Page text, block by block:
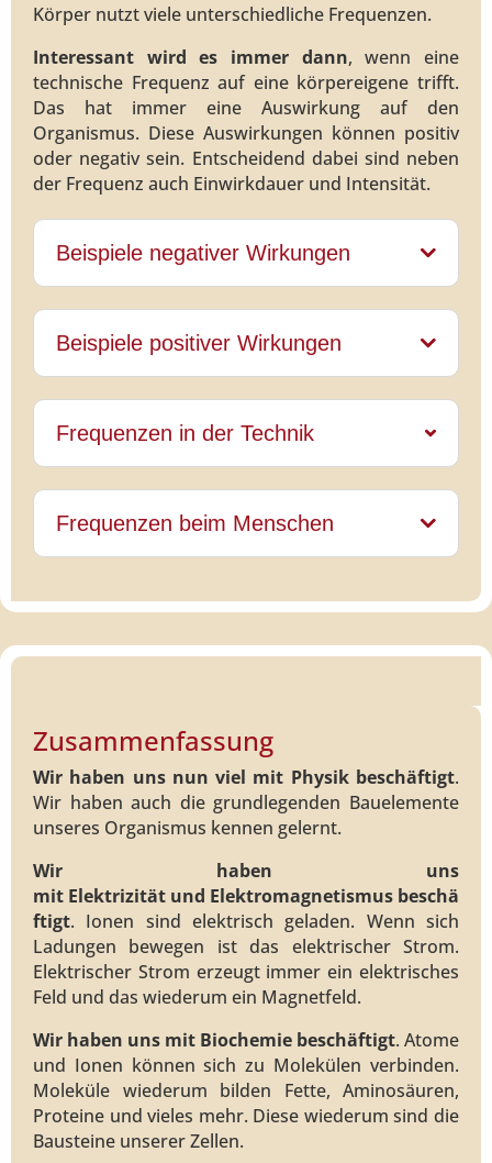
Körper nutzt viele unterschiedliche Frequenzen.
Interessant wird es immer dann, wenn eine
technische Frequenz auf eine körpereigene trifft.
Das hat immer eine Auswirkung auf den
Organismus. Diese Auswirkungen können positiv
oder negativ sein. Entscheidend dabei sind neben
der Frequenz auch Einwirkdauer und Intensität.
Beispiele negativer Wirkungen
Beispiele positiver Wirkungen
Frequenzen in der Technik
Frequenzen beim Menschen
Zusammenfassung
Wir haben uns nun viel mit Physik beschäftigt.
Wir haben auch die grundlegenden Bauelemente
unseres Organismus kennen gelernt.
Wir haben uns
mit Elektrizität und Elektromagnetismus beschä
ftigt. Ionen sind elektrisch geladen. Wenn sich
Ladungen bewegen ist das elektrischer Strom.
Elektrischer Strom erzeugt immer ein elektrisches
Feld und das wiederum ein Magnetfeld.
Wir haben uns mit Biochemie beschäftigt. Atome
und Ionen können sich zu Molekülen verbinden.
Moleküle wiederum bilden Fette, Aminosäuren,
Proteine und vieles mehr. Diese wiederum sind die
Bausteine unserer Zellen.